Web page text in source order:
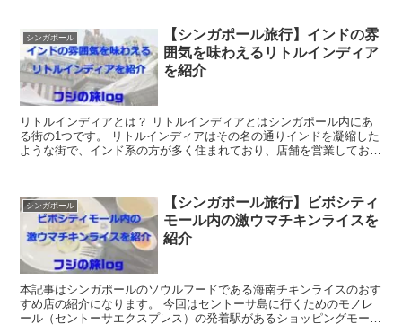
シンガポール
【シンガポール旅行】インドの雰
囲気を味わえるリトルインディア
を紹介
リトルインディアとは？ リトルインディアとはシンガポール内にあ
る街の1つです。 リトルインディアはその名の通りインドを凝縮した
ような街で、インド系の方が多く住まれており、店舗を営業しており
シンガポール
【シンガポール旅行】ビボシティ
モール内の激ウマチキンライスを
紹介
本記事はシンガポールのソウルフードである海南チキンライスのおす
すめ店の紹介になります。 今回はセントーサ島に行くためのモノレ
ール（セントーサエクスプレス）の発着駅があるショッピングモール